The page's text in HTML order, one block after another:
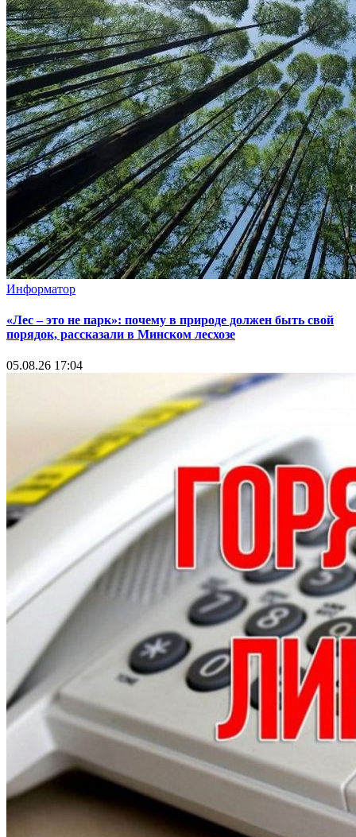
Информатор
«Лес – это не парк»: почему в природе должен быть свой
порядок, рассказали в Минском лесхозе
05.08.26 17:04